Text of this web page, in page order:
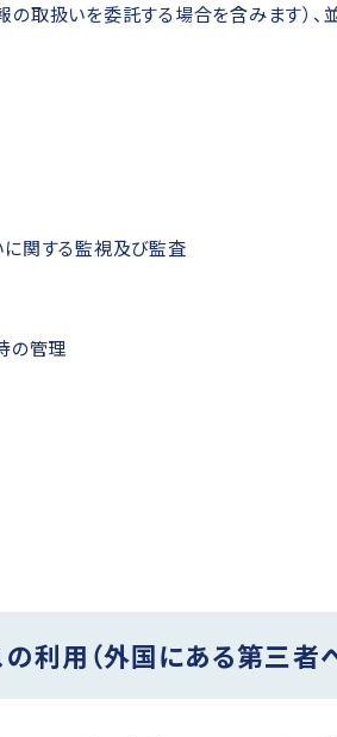
取扱いを委託する場合を含みます）、
関する監視及び監査
の管理
利用（外国にある第三者